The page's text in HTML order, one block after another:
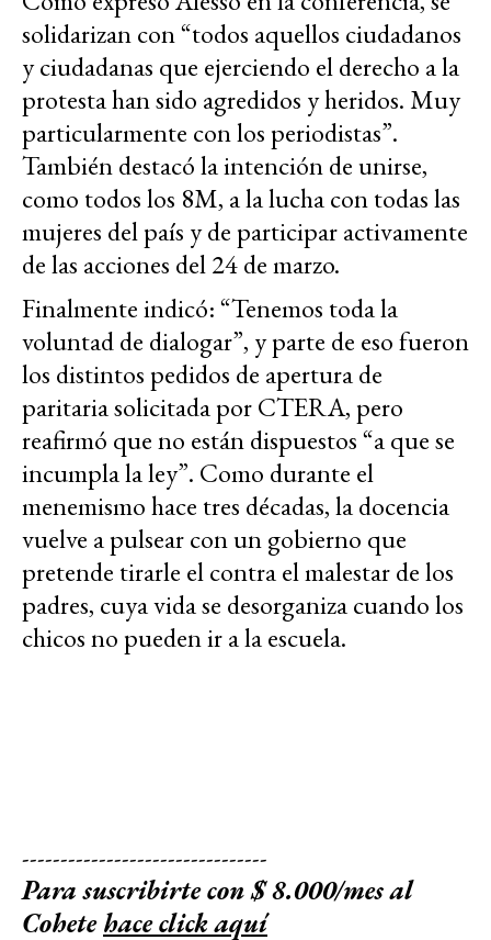
solidarizan con “todos aquellos ciudadanos
y ciudadanas que ejerciendo el derecho a la
protesta han sido agredidos y heridos. Muy
particularmente con los periodistas”.
También destacó la intención de unirse,
como todos los 8M, a la lucha con todas las
mujeres del país y de participar activamente
de las acciones del 24 de marzo.
Finalmente indicó:“Tenemos toda la
voluntad de dialogar”, y parte de eso fueron
los distintos pedidos de apertura de
paritaria solicitada por CTERA, pero
reafirmó que no están dispuestos “a que se
incumpla la ley”. Como durante el
menemismo hace tres décadas, la docencia
vuelve a pulsear con un gobierno que
pretende tirarle el contra el malestar de los
padres, cuya vida se desorganiza cuando los
chicos no pueden ir a la escuela.
--------------------------------
Para suscribirte con $ 8.000/mes al
Cohetehace click aquí